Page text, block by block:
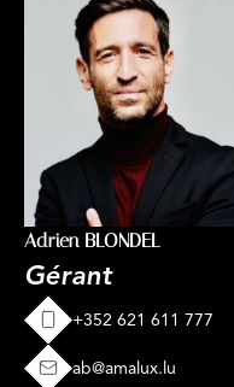
Adrien BLONDEL
Gérant
+352 621 611 777
ab@amalux.lu